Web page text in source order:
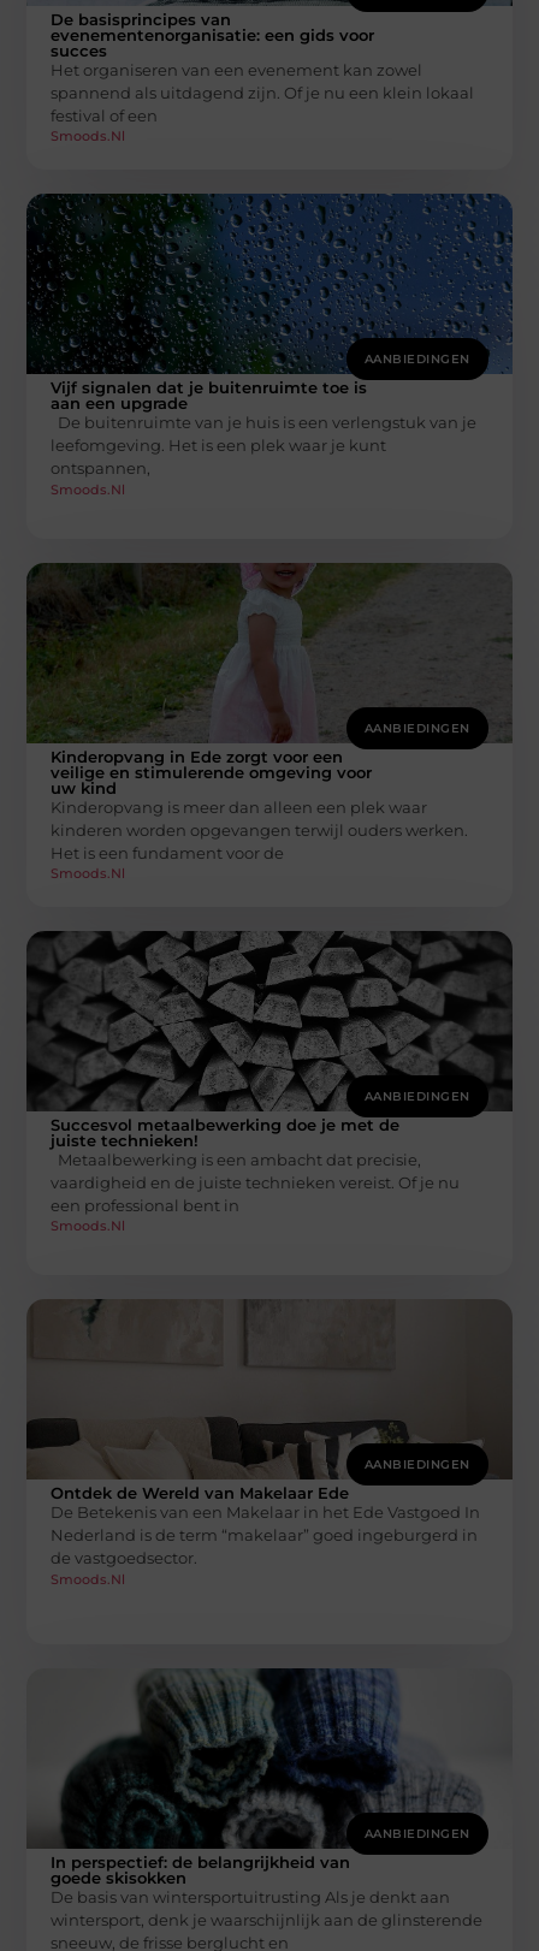
De basisprincipes van
evenementenorganisatie: een gids voor
succes
Het organiseren van een evenement kan zowel
spannend als uitdagend zijn. Of je nu een klein lokaal
festival of een
Smoods.nl
AANBIEDINGEN
Vijf signalen dat je buitenruimte toe is
aan een upgrade
De buitenruimte van je huis is een verlengstuk van je
leefomgeving. Het is een plek waar je kunt
ontspannen,
Smoods.nl
AANBIEDINGEN
Kinderopvang in Ede zorgt voor een
veilige en stimulerende omgeving voor
uw kind
Kinderopvang is meer dan alleen een plek waar
kinderen worden opgevangen terwijl ouders werken.
Het is een fundament voor de
Smoods.nl
AANBIEDINGEN
Succesvol metaalbewerking doe je met de
juiste technieken!
Metaalbewerking is een ambacht dat precisie,
vaardigheid en de juiste technieken vereist. Of je nu
een professional bent in
Smoods.nl
AANBIEDINGEN
Ontdek de Wereld van Makelaar Ede
De Betekenis van een Makelaar in het Ede Vastgoed In
Nederland is de term “makelaar” goed ingeburgerd in
de vastgoedsector.
Smoods.nl
AANBIEDINGEN
In perspectief: de belangrijkheid van
goede skisokken
De basis van wintersportuitrusting Als je denkt aan
wintersport, denk je waarschijnlijk aan de glinsterende
sneeuw, de frisse berglucht en